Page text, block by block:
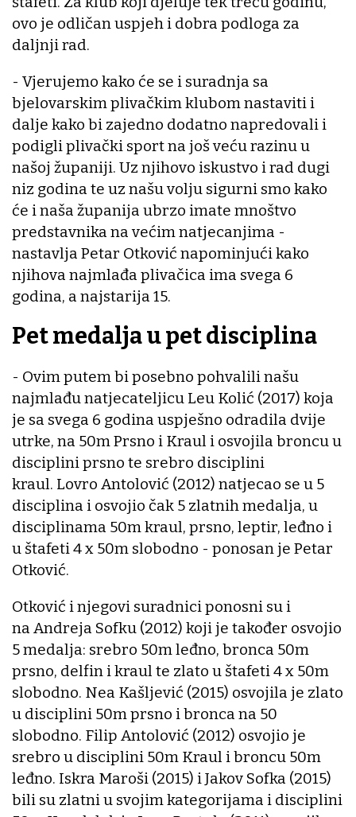
ovo je odličan uspjeh i dobra podloga za
daljnji rad.
- Vjerujemo kako će se i suradnja sa
bjelovarskim plivačkim klubom nastaviti i
dalje kako bi zajedno dodatno napredovali i
podigli plivački sport na još veću razinu u
našoj županiji. Uz njihovo iskustvo i rad dugi
niz godina te uz našu volju sigurni smo kako
će i naša županija ubrzo imate mnoštvo
predstavnika na većim natjecanjima -
nastavlja Petar Otković napominjući kako
njihova najmlađa plivačica ima svega 6
godina, a najstarija 15.
Pet medalja u pet disciplina
- Ovim putem bi posebno pohvalili našu
najmlađu natjecateljicu Leu Kolić (2017) koja
je sa svega 6 godina uspješno odradila dvije
utrke, na 50m Prsno i Kraul i osvojila broncu u
disciplini prsno te srebro disciplini
kraul. Lovro Antolović (2012) natjecao se u 5
disciplina i osvojio čak 5 zlatnih medalja, u
disciplinama 50m kraul, prsno, leptir, leđno i
u štafeti 4 x 50m slobodno - ponosan je Petar
Otković.
Otković i njegovi suradnici ponosni su i
na Andreja Sofku (2012) koji je također osvojio
5 medalja: srebro 50m leđno, bronca 50m
prsno, delfin i kraul te zlato u štafeti 4 x 50m
slobodno. Nea Kašljević (2015) osvojila je zlato
u disciplini 50m prsno i bronca na 50
slobodno. Filip Antolović (2012) osvojio je
srebro u disciplini 50m Kraul i broncu 50m
leđno. Iskra Maroši (2015) i Jakov Sofka (2015)
bili su zlatni u svojim kategorijama i disciplini